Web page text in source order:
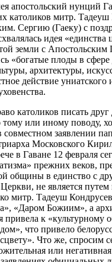
апостольский нунций
католиков митр.
Сергию (Гаеку) с
идея
земли с Апостольским
«богатые плоды в
архитектуры,
действие униатского
католиков писать друг
тому или иному поводу,
совместном заявлении
Московского
в Гаване 12 февраля
прежних веков,
общины в единство с
не является
митр. Тадеуш
«Даром Божиим», а
привела к «культурному
что привело
Что же, спросим
или